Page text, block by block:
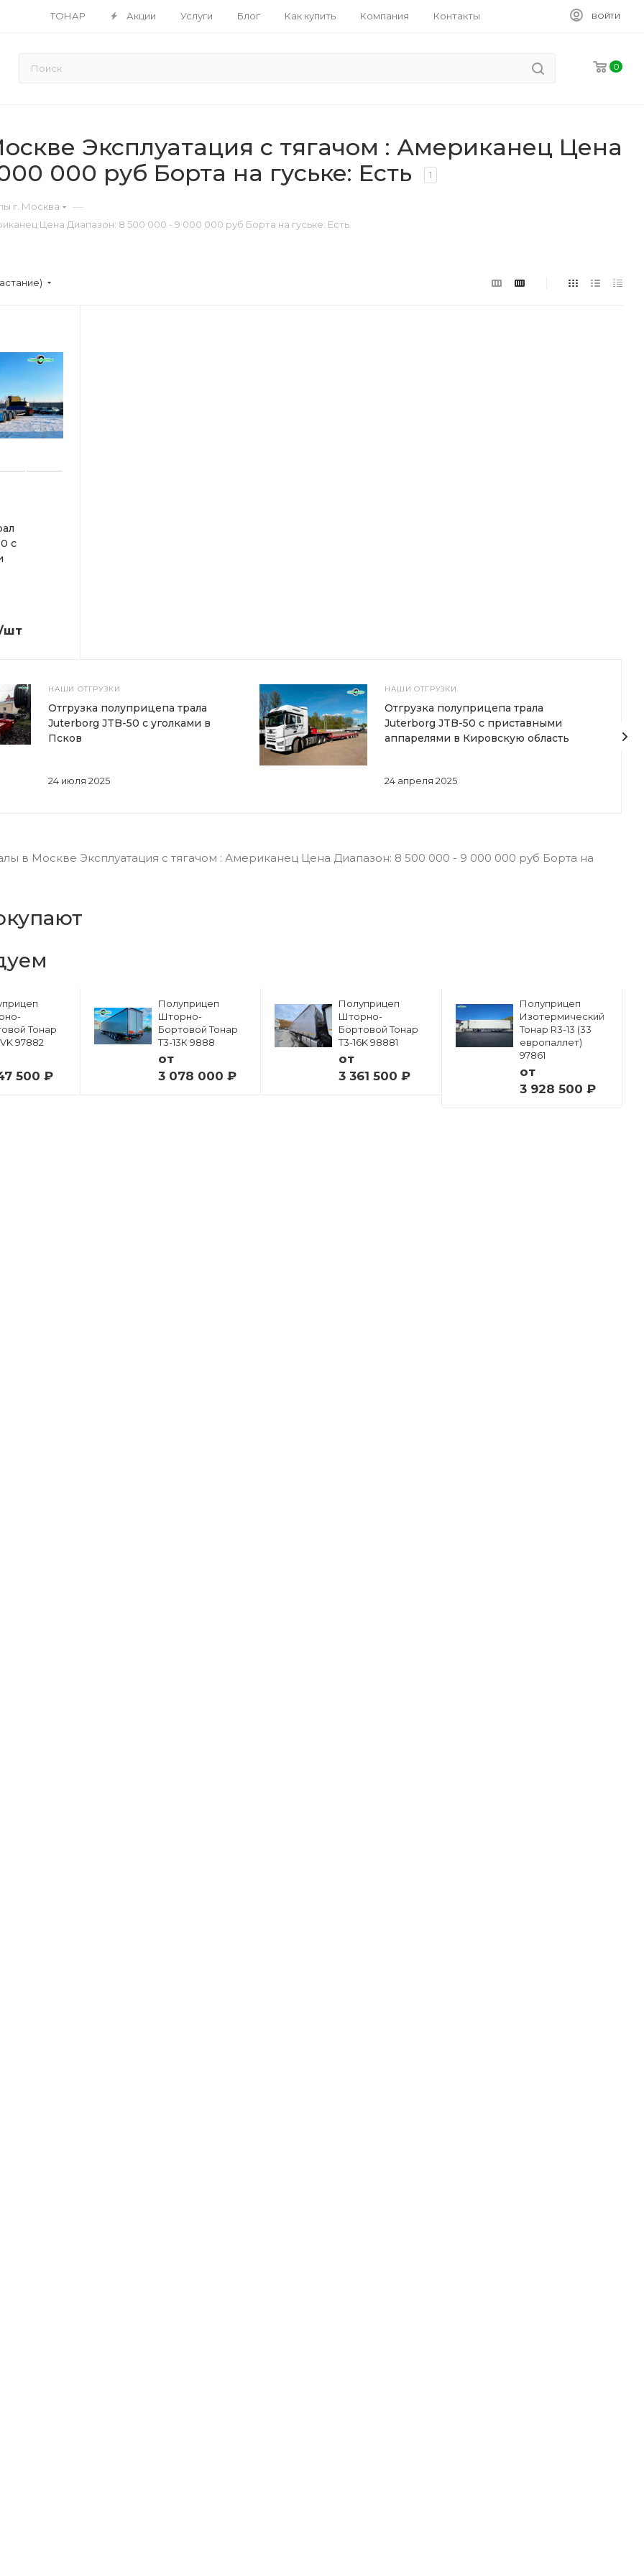
ТОНАР Акции Услуги Блог Как купить Компания Контакты ВОЙТИ
0
Эксплуатация с тягачом : Американец Цена
000 руб Борта на гуське: Есть
1
г. Москва —
Цена Диапазон: 8 500 000 - 9 000 000 руб Борта на гуське: Есть
с
шт
НАШИ ОТГРУЗКИ
24 июля 2025
Отгрузка полуприцепа трала
Juterborg JTB-50 с уголками в
Псков
НАШИ ОТГРУЗКИ
24 апреля 2025
Отгрузка полуприцепа трала
Juterborg JTB-50 с приставными
аппарелями в Кировскую область
в Москве Эксплуатация с тягачом : Американец Цена Диапазон: 8 500 000 - 9 000 000 руб Борта на
Тонар
97882
500 ₽
Полуприцеп
Шторно-
Бортовой Тонар
Т3-13К 9888
от
3 078 000 ₽
Полуприцеп
Шторно-
Бортовой Тонар
Т3-16K 98881
от
3 361 500 ₽
Полуприцеп
Изотермический
Тонар R3-13 (33
европаллет)
97861
от
3 928 500 ₽